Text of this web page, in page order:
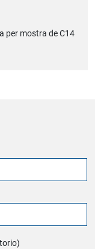
per mostra de C14